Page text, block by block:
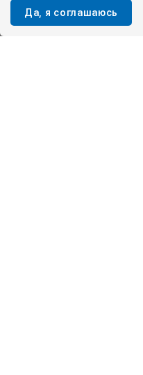
Магазины в Москва (50)
Да, я соглашаюсь